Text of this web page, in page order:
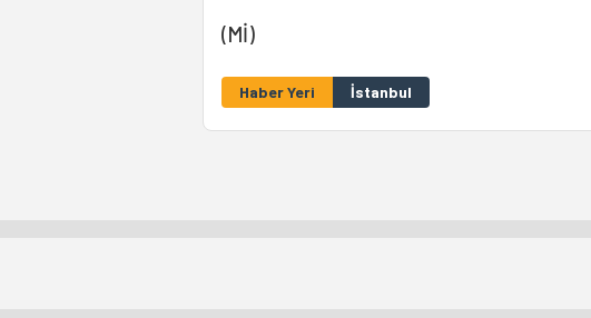
(Mİ)
Haber Yeri İstanbul